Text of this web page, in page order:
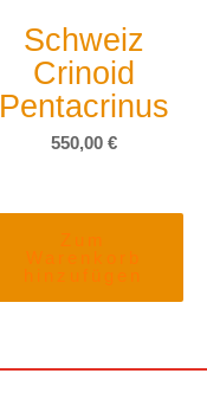
Schweiz
Crinoid
Pentacrinus
550,00 €